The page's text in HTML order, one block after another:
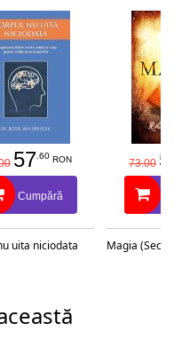
57.60 RON
Cumpără
uita niciodata
73.00 58
Magia